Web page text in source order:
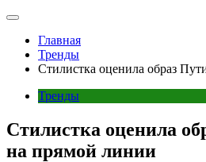
Главная
Тренды
Стилистка оценила образ
Тренды
Стилистка оценила
на прямой линии